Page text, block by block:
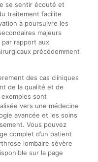
se sentir écouté et
traitement facilite
à poursuivre les
majeurs
rapport aux
précédemment
des cas cliniques
de la qualité et de
sont
vers une médecine
avancée et les soins
Vous pouvez
complet d’un patient
lombaire sévère
sur la page